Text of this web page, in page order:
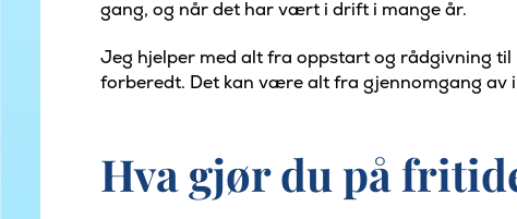
gang, og når det har vært i drift i mange år.
Jeg hjelper med alt fra oppstart og rådgivning
forberedt. Det kan være alt fra gjennomgang av
Hva gjør du på